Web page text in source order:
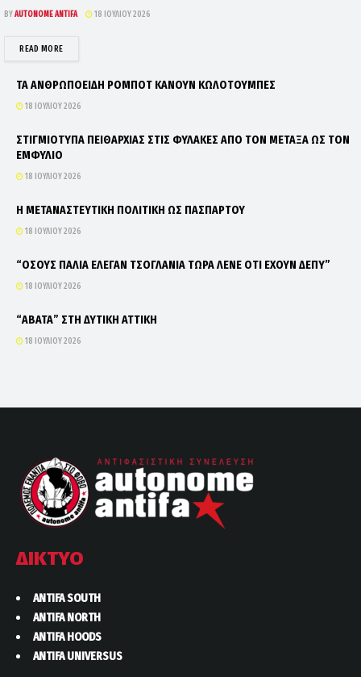
BYAUTONOME ANTIFA 18 ΙΟΥΛΊΟΥ 2026
READ MOREDETAILS
ΤΑ ΑΝΘΡΩΠΟΕΙΔΗ ΡΟΜΠΟΤ ΚΑΝΟΥΝ ΚΩΛΟΤΟΥΜΠΕΣ
18 ΙΟΥΛΊΟΥ 2026
ΣΤΙΓΜΙΟΤΥΠΑ ΠΕΙΘΑΡΧΙΑΣ ΣΤΙΣ ΦΥΛΑΚΕΣ ΑΠΟ ΤΟΝ ΜΕΤΑΞΑ ΩΣ ΤΟΝ
ΕΜΦΥΛΙΟ
18 ΙΟΥΛΊΟΥ 2026
Η ΜΕΤΑΝΑΣΤΕΥΤΙΚΗ ΠΟΛΙΤΙΚΗ ΩΣ ΠΑΣΠΑΡΤΟΥ
18 ΙΟΥΛΊΟΥ 2026
“ΟΣΟΥΣ ΠΑΛΙΑ ΕΛΕΓΑΝ ΤΣΟΓΛΑΝΙΑ ΤΩΡΑ ΛΕΝΕ ΟΤΙ ΕΧΟΥΝ ΔΕΠΥ”
18 ΙΟΥΛΊΟΥ 2026
“ΑΒΑΤΑ” ΣΤΗ ΔΥΤΙΚΗ ΑΤΤΙΚΗ
18 ΙΟΥΛΊΟΥ 2026
ΔΙΚΤΥΟ
ANTIFA SOUTH
ANTIFA NORTH
ANTIFA HOODS
ANTIFA UNIVERSUS